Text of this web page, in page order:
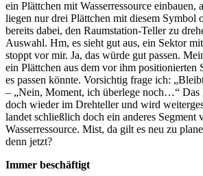
ein Plättchen mit Wasserressource einbauen,
liegen nur drei Plättchen mit diesem Symbol
bereits dabei, den Raumstation-Teller zu
Auswahl. Hm, es sieht gut aus, ein Sektor
stoppt vor mir. Ja, das würde gut passen.
ein Plättchen aus dem vor ihm positionierten
es passen könnte. Vorsichtig frage ich:
– „Nein, Moment, ich überlege noch…“ Das
doch wieder im Drehteller und wird
landet schließlich doch ein anderes Segment
Wasserressource. Mist, da gilt es neu zu
denn jetzt?
Immer beschäftigt